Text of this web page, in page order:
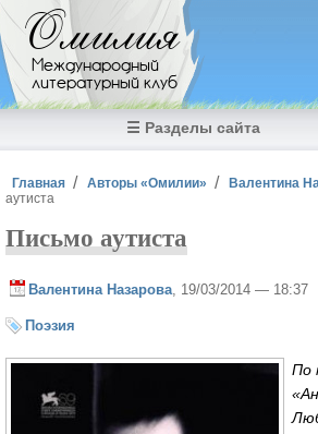
Перейти к основному содержанию
Омилия
Международный
литературный клуб
☰ Разделы сайта
Вы здесь
Главная Авторы «Омилии» Валентина
аутиста
Письмо аутиста
Валентина Назарова , 19/03/2014 — 18:37
Поэзия
По